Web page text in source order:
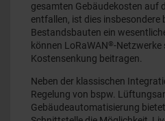
gesamten Gebäudekosten auf
entfallen, ist dies insbesondere
Bestandsbauten ein
können LoRaWAN®-Netzwerke
Kostensenkung beitragen.
Neben der klassischen
Regelung von bspw.
Gebäudeautomatisierung